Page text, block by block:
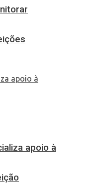
apoio à